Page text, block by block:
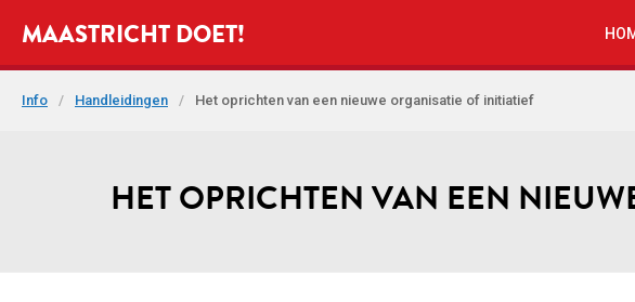
MAASTRICHT DOET!
Info / Handleidingen / Het oprichten van een nieuwe organisatie of initiatief
HET OPRICHTEN VAN EEN